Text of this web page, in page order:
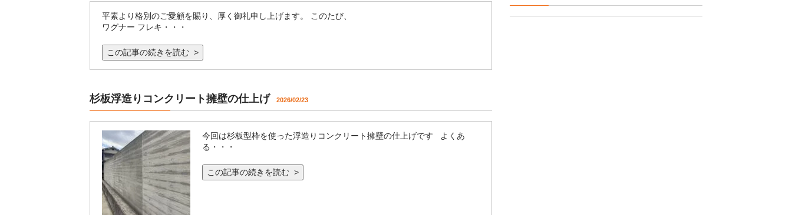
平素より格別のご愛顧を賜り、厚く御礼申し上げます。 このたび、
ワグナー フレキ・・・
この記事の続きを読む >
杉板浮造りコンクリート擁壁の仕上げ 2026/02/23
今回は杉板型枠を使った浮造りコンクリート擁壁の仕上げです よくあ
る・・・
この記事の続きを読む >